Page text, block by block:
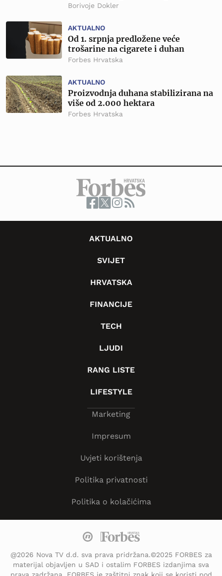
Borivoje Dokler
AKTUALNO
Od 1. srpnja predložene veće
trošarine na cigarete i duhan
Forbes Hrvatska
AKTUALNO
Proizvodnja duhana stabilizirana na
više od 2.000 hektara
Forbes Hrvatska
AKTUALNO
SVIJET
HRVATSKA
FINANCIJE
TECH
LJUDI
RANG LISTE
LIFESTYLE
Marketing
Impresum
Uvjeti korištenja
Politika privatnosti
Politika o kolačićima
@2026 Nova TV d.d. sva prava pridržana.©2025 FORBES za
materijal objavljen u SAD i ostalim FORBES izdanjima sva